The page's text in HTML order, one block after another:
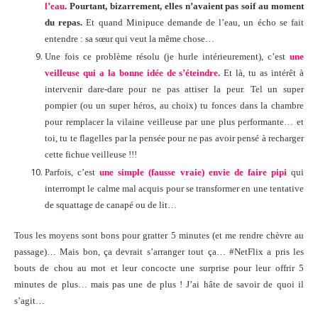
l’eau. Pourtant, bizarrement, elles n’avaient pas soif au moment
du repas.Et quand Minipuce demande de l’eau, un écho se fait
entendre : sa sœur qui veut la même chose…
Une fois ce problème résolu (je hurle intérieurement), c’est une
veilleuse qui a la bonne idée de s’éteindre.Et là, tu as intérêt à
intervenir dare-dare pour ne pas attiser la peur. Tel un super
pompier (ou un super héros, au choix) tu fonces dans la chambre
pour remplacer la vilaine veilleuse par une plus performante… et
toi, tu te flagelles par la pensée pour ne pas avoir pensé à recharger
cette fichue veilleuse !!!
Parfois, c’estune simple (fausse vraie) envie de faire pipi qui
interrompt le calme mal acquis pour se transformer en une tentative
de squattage de canapé ou de lit…
Tous les moyens sont bons pour gratter 5 minutes (et me rendre chèvre au
passage)… Mais bon, ça devrait s’arranger tout ça… #NetFlix a pris les
bouts de chou au mot et leur concocte une surprise pour leur offrir 5
minutes de plus… mais pas une de plus ! J’ai hâte de savoir de quoi il
s’agit…